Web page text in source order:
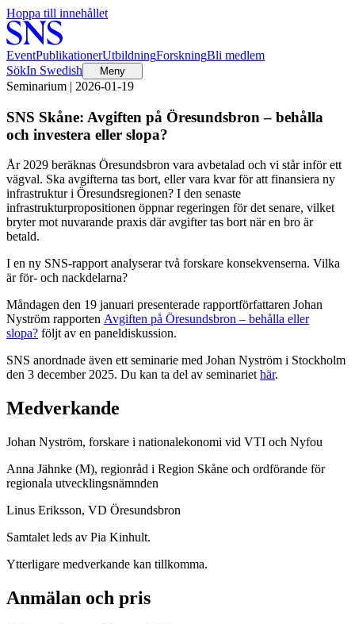
Hoppa till innehållet
EventPublikationerUtbildningForskningBli medlem
SökIn Swedish Meny
Seminarium | 2026-01-19
SNS Skåne: Avgiften på Öresundsbron – behålla
och investera eller slopa?
År 2029 beräknas Öresundsbron vara avbetalad och vi står inför ett
vägval. Ska avgifterna tas bort, eller vara kvar för att finansiera ny
infrastruktur i Öresundsregionen? I den senaste
infrastrukturpropositionen öppnar regeringen för det senare, vilket
bryter mot nuvarande praxis där avgifter tas bort när en bro är
betald.
I en ny SNS-rapport analyserar två forskare konsekvenserna. Vilka
är för- och nackdelarna?
Måndagen den 19 januari presenterade rapportförfattaren Johan
Nyström rapporten Avgiften på Öresundsbron – behålla eller
slopa? följt av en paneldiskussion.
SNS anordnade även ett seminarie med Johan Nyström i Stockholm
den 3 december 2025. Du kan ta del av seminariethär.
Medverkande
Johan Nyström, forskare i nationalekonomi vid VTI och Nyfou
Anna Jähnke (M), regionråd i Region Skåne och ordförande för
regionala utvecklingsnämnden
Linus Eriksson, VD Öresundsbron
Samtalet leds av Pia Kinhult.
Ytterligare medverkande kan tillkomma.
Anmälan och pris